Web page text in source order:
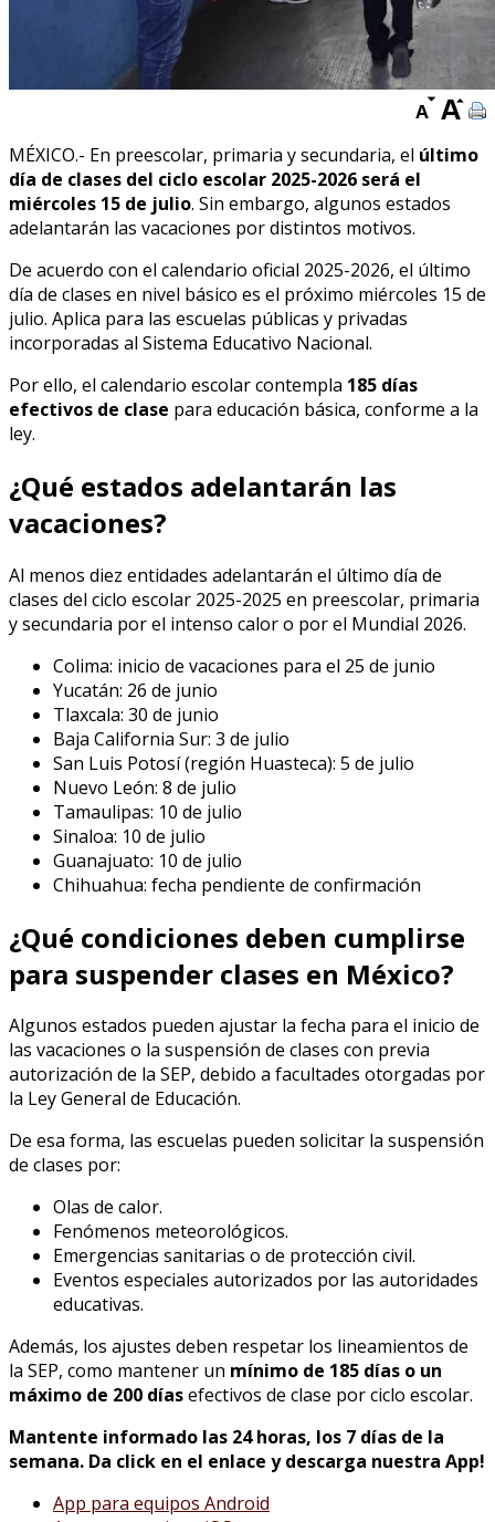
MÉXICO.- En preescolar, primaria y secundaria, el último
día de clases del ciclo escolar 2025-2026 será el
miércoles 15 de julio. Sin embargo, algunos estados
adelantarán las vacaciones por distintos motivos.
De acuerdo con el calendario oficial 2025-2026, el último
día de clases en nivel básico es el próximo miércoles 15 de
julio. Aplica para las escuelas públicas y privadas
incorporadas al Sistema Educativo Nacional.
Por ello, el calendario escolar contempla 185 días
efectivos de clase para educación básica, conforme a la
ley.
¿Qué estados adelantarán las
vacaciones?
Al menos diez entidades adelantarán el último día de
clases del ciclo escolar 2025-2025 en preescolar, primaria
y secundaria por el intenso calor o por el Mundial 2026.
Colima: inicio de vacaciones para el 25 de junio
Yucatán: 26 de junio
Tlaxcala: 30 de junio
Baja California Sur: 3 de julio
San Luis Potosí (región Huasteca): 5 de julio
Nuevo León: 8 de julio
Tamaulipas: 10 de julio
Sinaloa: 10 de julio
Guanajuato: 10 de julio
Chihuahua: fecha pendiente de confirmación
¿Qué condiciones deben cumplirse
para suspender clases en México?
Algunos estados pueden ajustar la fecha para el inicio de
las vacaciones o la suspensión de clases con previa
autorización de la SEP, debido a facultades otorgadas por
la Ley General de Educación.
De esa forma, las escuelas pueden solicitar la suspensión
de clases por:
Olas de calor.
Fenómenos meteorológicos.
Emergencias sanitarias o de protección civil.
Eventos especiales autorizados por las autoridades
educativas.
Además, los ajustes deben respetar los lineamientos de
la SEP, como mantener un mínimo de 185 días o un
máximo de 200 díasefectivos de clase por ciclo escolar.
Mantente informado las 24 horas, los 7 días de la
semana. Da click en el enlace y descarga nuestra App!
App para equipos Android